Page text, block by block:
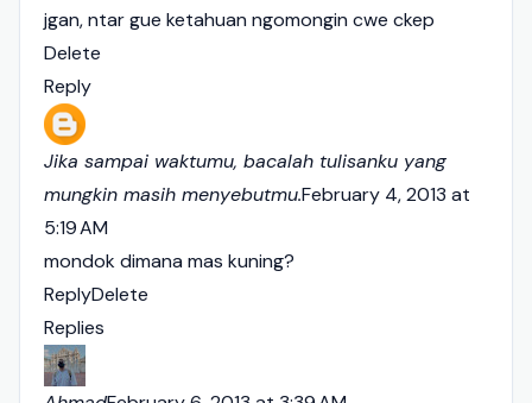
jgan, ntar gue ketahuan ngomongin cwe ckep
Delete
Reply
Jika sampai waktumu, bacalah tulisanku yang
mungkin masih menyebutmu.February 4, 2013 at
5:19 AM
mondok dimana mas kuning?
ReplyDelete
Replies